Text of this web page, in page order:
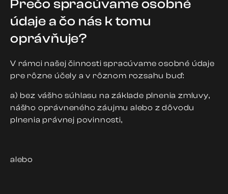
Prečo spracúvame osobné
údaje a čo nás k tomu
oprávňuje?
V rámci našej činnosti spracúvame osobné údaje
pre rôzne účely a v rôznom rozsahu buď:
a) bez vášho súhlasu na základe plnenia zmluvy,
nášho oprávneného záujmu alebo z dôvodu
plnenia právnej povinnosti,
alebo